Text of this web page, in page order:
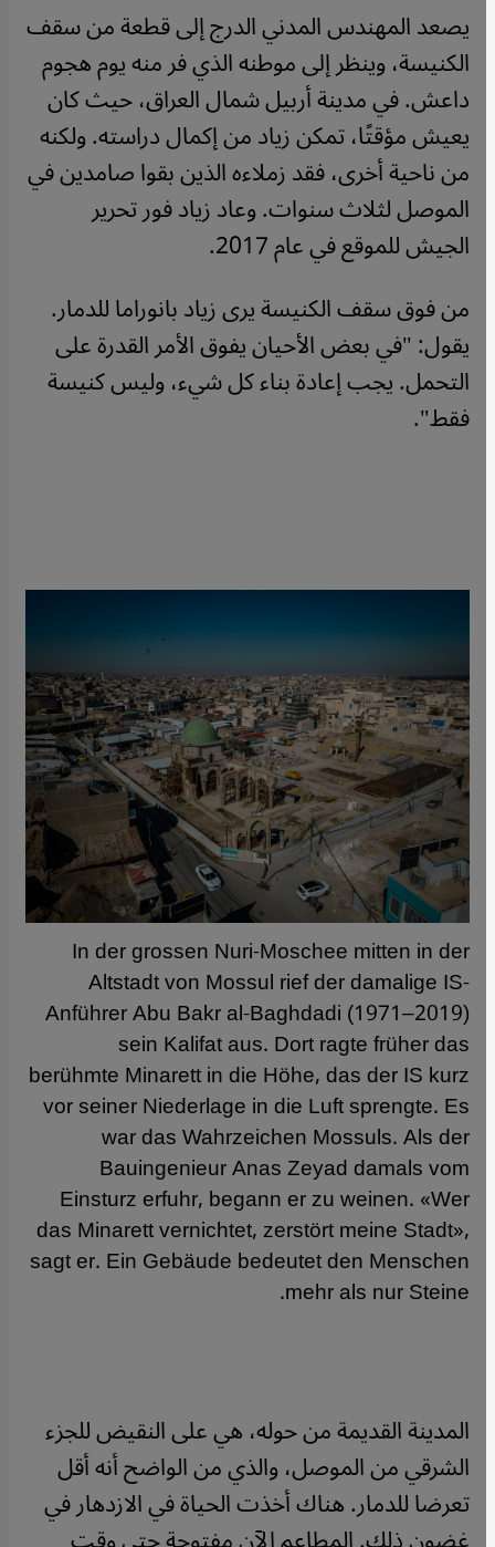
يصعد المهندس المدني الدرج إلى قطعة من سقف
الكنيسة، وينظر إلى موطنه الذي فر منه يوم هجوم
داعش. في مدينة أربيل شمال العراق، حيث كان
يعيش مؤقتًا، تمكن زياد من إكمال دراسته. ولكنه
من ناحية أخرى، فقد زملاءه الذين بقوا صامدين في
الموصل لثلاث سنوات. وعاد زياد فور تحرير
الجيش للموقع في عام 2017.
من فوق سقف الكنيسة يرى زياد بانوراما للدمار.
يقول: "في بعض الأحيان يفوق الأمر القدرة على
التحمل. يجب إعادة بناء كل شيء، وليس كنيسة
فقط".
In der grossen Nuri-Moschee mitten in der
Altstadt von Mossul rief der damalige IS-
Anführer Abu Bakr al-Baghdadi (1971–2019)
sein Kalifat aus. Dort ragte früher das
berühmte Minarett in die Höhe, das der IS kurz
vor seiner Niederlage in die Luft sprengte. Es
war das Wahrzeichen Mossuls. Als der
Bauingenieur Anas Zeyad damals vom
Einsturz erfuhr, begann er zu weinen. «Wer
das Minarett vernichtet, zerstört meine Stadt»,
sagt er. Ein Gebäude bedeutet den Menschen
mehr als nur Steine.
المدينة القديمة من حوله، هي على النقيض للجزء
الشرقي من الموصل، والذي من الواضح أنه أقل
تعرضا للدمار. هناك أخذت الحياة في الازدهار في